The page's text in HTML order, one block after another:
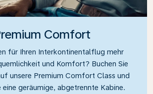
Comfort
für Ihren Interkontinentalflug mehr
und Komfort? Buchen Sie
unsere Premium Comfort Class und
eine geräumige, abgetrennte Kabine.